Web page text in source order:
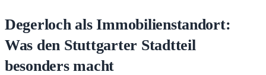
Degerloch als Immobilienstandort:
Was den Stuttgarter Stadtteil
besonders macht